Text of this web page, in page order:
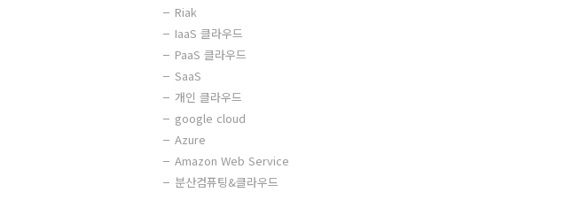
Riak
IaaS 클라우드
PaaS 클라우드
SaaS
개인 클라우드
google cloud
Azure
Amazon Web Service
분산컴퓨팅&클라우드